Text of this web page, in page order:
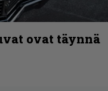
ovat täynnä